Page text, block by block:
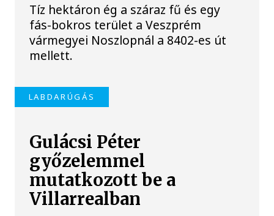
Tíz hektáron ég a száraz fű és egy
fás-bokros terület a Veszprém
vármegyei Noszlopnál a 8402-es út
mellett.
LABDARÚGÁS
Gulácsi Péter
győzelemmel
mutatkozott be a
Villarrealban